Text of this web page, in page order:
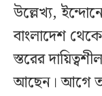
উল্লেখ্য,
বাংলাদেশ
স্তরের
আছেন। আগে